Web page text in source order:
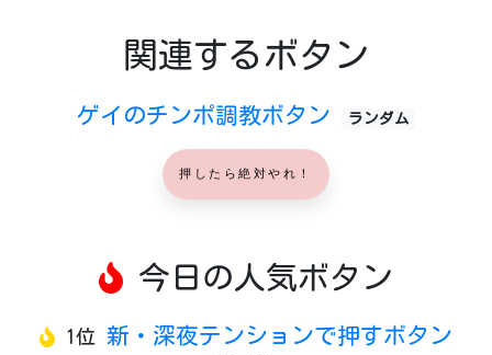
関連するボタン
ゲイのチンポ調教ボタン ランダム
押したら絶対やれ！
今日の人気ボタン
1位 新・深夜テンションで押すボタン